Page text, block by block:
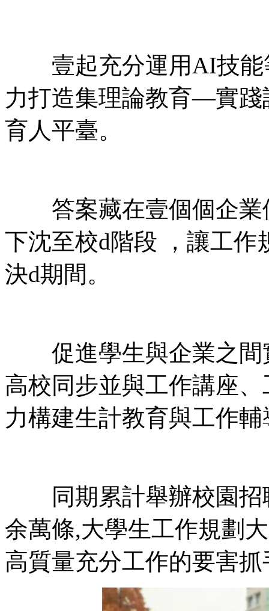
壹起充分運用AI技能等手
力打造集理論教育—實
育人平臺。
答案藏在壹個個企業供
下沈至校d階段 ，讓
決d期間。
促進學生與企業之間實
高校同步並與工作講座、
力構建生計教育與工作輔導
同期累計舉辦校園招聘
余萬條,大學生工作規劃
高質量充分工作的要害抓手